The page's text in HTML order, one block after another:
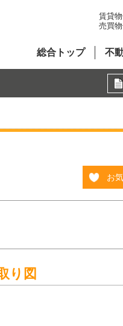
賃貸
売買
総合トップ 不
お
り図